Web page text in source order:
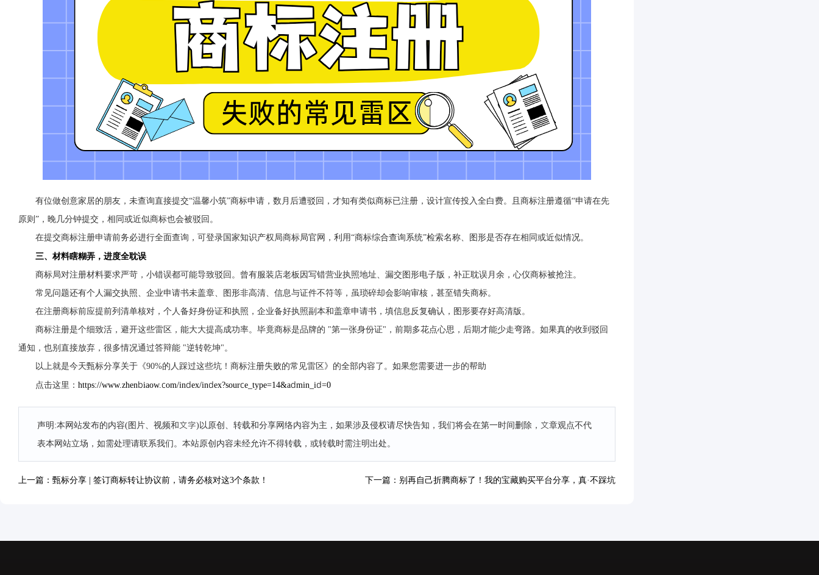
有位做创意家居的朋友，未查询直接提交“温馨小筑”商标申请，数月后遭驳回，才知有类似商标已注册，设计宣传投入全白费。且商标注册遵循“申请在先
原则”，晚几分钟提交，相同或近似商标也会被驳回。
在提交商标注册申请前务必进行全面查询，可登录国家知识产权局商标局官网，利用“商标综合查询系统”检索名称、图形是否存在相同或近似情况。
三、材料瞎糊弄，进度全耽误
商标局对注册材料要求严苛，小错误都可能导致驳回。曾有服装店老板因写错营业执照地址、漏交图形电子版，补正耽误月余，心仪商标被抢注。
常见问题还有个人漏交执照、企业申请书未盖章、图形非高清、信息与证件不符等，虽琐碎却会影响审核，甚至错失商标。
在注册商标前应提前列清单核对，个人备好身份证和执照，企业备好执照副本和盖章申请书，填信息反复确认，图形要存好高清版。
商标注册是个细致活，避开这些雷区，能大大提高成功率。毕竟商标是品牌的 "第一张身份证"，前期多花点心思，后期才能少走弯路。如果真的收到驳回
通知，也别直接放弃，很多情况通过答辩能 "逆转乾坤"。
以上就是今天甄标分享关于《90%的人踩过这些坑！商标注册失败的常见雷区》的全部内容了。如果您需要进一步的帮助
点击这里： https://www.zhenbiaow.com/index/index?source_type=14&admin_id=0
声明:本网站发布的内容(图片、视频和文字)以原创、转载和分享网络内容为主，如果涉及侵权请尽快告知，我们将会在第一时间删除，文章观点不代
表本网站立场，如需处理请联系我们。本站原创内容未经允许不得转载，或转载时需注明出处。
上一篇：甄标分享 | 签订商标转让协议前，请务必核对这3个条款！ 下一篇：别再自己折腾商标了！我的宝藏购买平台分享，真·不踩坑